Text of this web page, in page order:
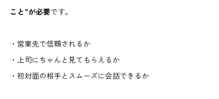
こと”が必要です。
・営業先で信頼されるか
・上司にちゃんと見てもらえるか
・初対面の相手とスムーズに会話できるか